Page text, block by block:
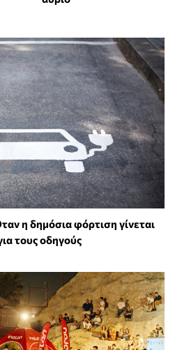
η δημόσια φόρτιση γίνεται
τους οδηγούς